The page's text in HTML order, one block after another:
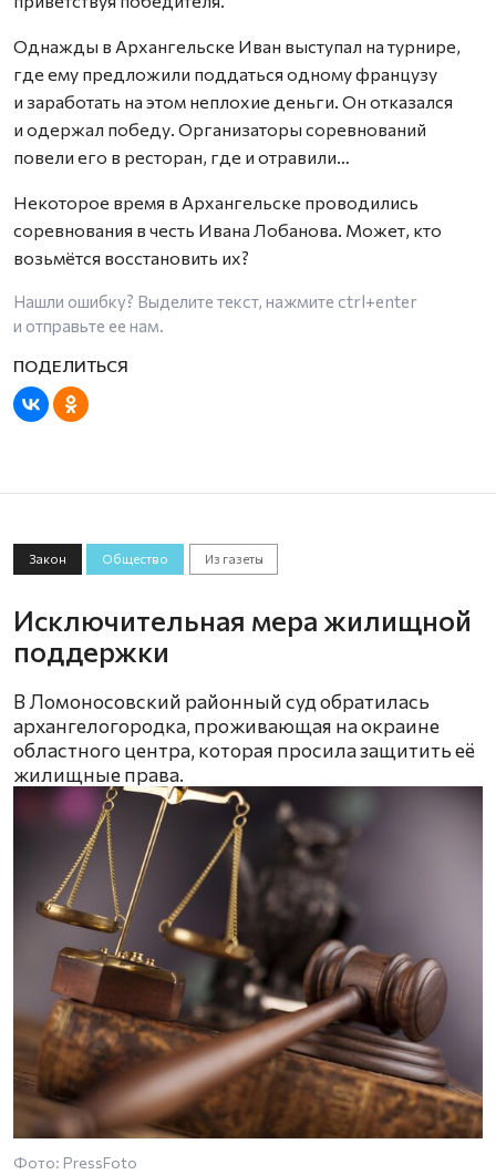
Однажды в Архангельске Иван выступал на турнире,
где ему предложили поддаться одному французу
и заработать на этом неплохие деньги. Он отказался
и одержал победу. Организаторы соревнований
повели его в ресторан, где и отравили…
Некоторое время в Архангельске проводились
соревнования в честь Ивана Лобанова. Может, кто
возьмётся восстановить их?
Нашли ошибку? Выделите текст, нажмите ctrl+enter
и отправьте ее нам.
Закон Общество Из газеты
Исключительная мера жилищной
поддержки
В Ломоносовский районный суд обратилась
архангелогородка, проживающая на окраине
областного центра, которая просила защитить её
жилищные права.
Фото: PressFoto